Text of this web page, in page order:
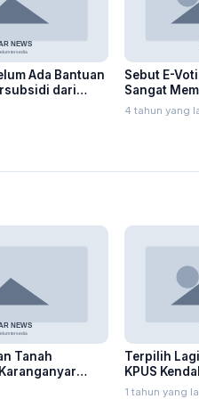
Ada Bantuan
dari
Sebut E-
Sangat
4 tahun yang
Tanah
Terpilih
KPUS
Telur untuk
1 tahun yang